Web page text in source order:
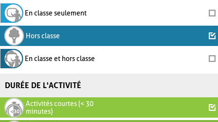
En classe seulement
Hors classe
En classe et hors classe
DURÉE DE L'ACTIVITÉ
Activités courtes (< 30
minutes)